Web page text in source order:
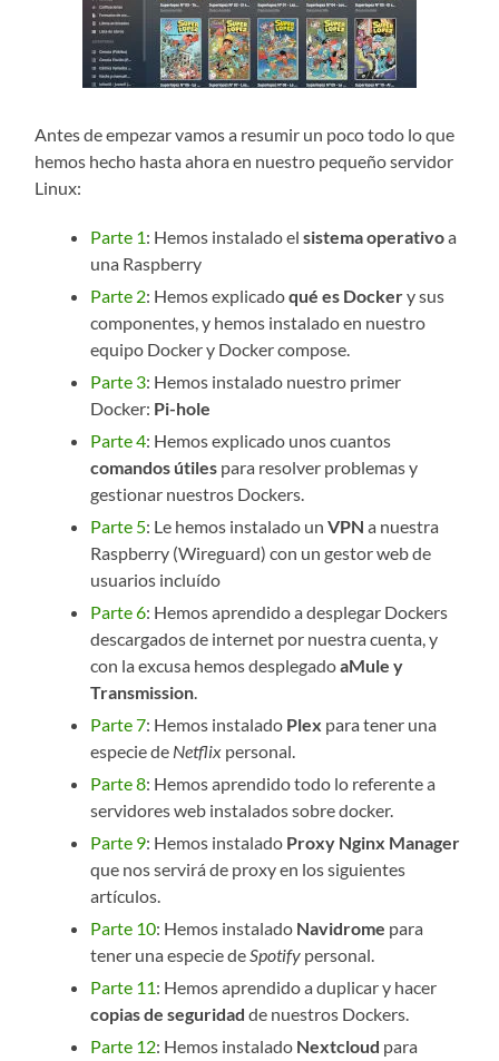
Antes de empezar vamos a resumir un poco todo lo que
hemos hecho hasta ahora en nuestro pequeño servidor
Linux:
Parte 1: Hemos instalado elsistema operativoa
una Raspberry
Parte 2: Hemos explicadoqué es Dockery sus
componentes, y hemos instalado en nuestro
equipo Docker y Docker compose.
Parte 3: Hemos instalado nuestro primer
Docker: Pi-hole
Parte 4: Hemos explicado unos cuantos
comandos útiles para resolver problemas y
gestionar nuestros Dockers.
Parte 5: Le hemos instalado unVPN a nuestra
Raspberry (Wireguard) con un gestor web de
usuarios incluído
Parte 6: Hemos aprendido a desplegar Dockers
descargados de internet por nuestra cuenta, y
con la excusa hemos desplegadoaMule y
Transmission.
Parte 7: Hemos instalado Plex para tener una
especie de Netflix personal.
Parte 8: Hemos aprendido todo lo referente a
servidores web instalados sobre docker.
Parte 9: Hemos instalado Proxy Nginx Manager
que nos servirá de proxy en los siguientes
artículos.
Parte 10: Hemos instalado Navidrome para
tener una especie deSpotify personal.
Parte 11: Hemos aprendido a duplicar y hacer
copias de seguridad de nuestros Dockers.
Parte 12: Hemos instalado Nextcloud para